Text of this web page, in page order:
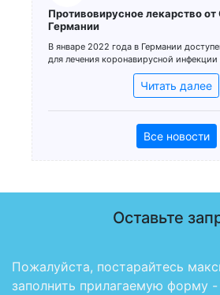
Противовирусное лекарство от
Германии
В январе 2022 года в Германии
для лечения коронавирусной инфекции
Читать далее
Все новости
Оставьте
Пожалуйста, постарайтесь
заполнить прилагаемую форму